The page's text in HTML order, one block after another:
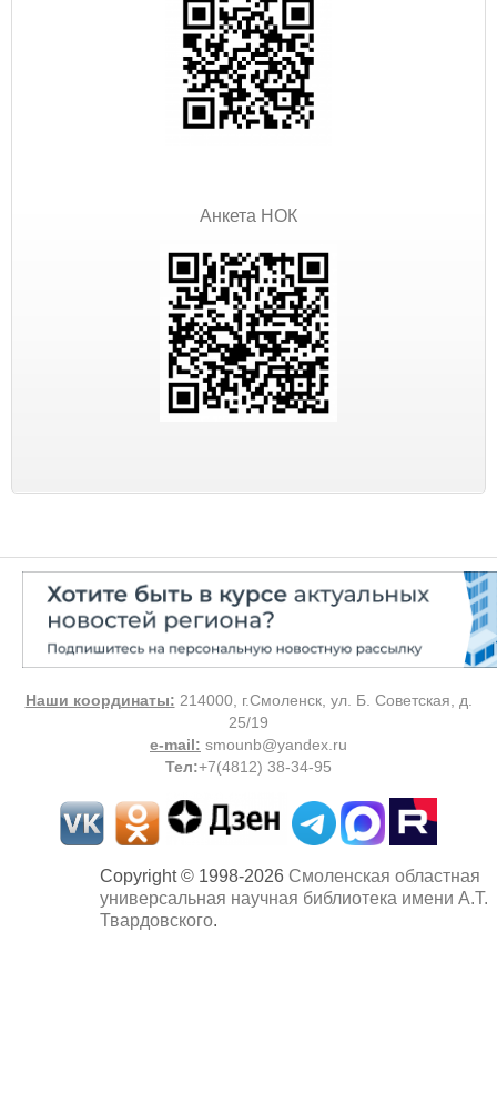
Анкета НОК
Наши координаты: 214000, г.Смоленск, ул. Б. Советская, д.
25/19
e-mail: smounb@yandex.ru
Тел:+7(4812) 38-34-95
Copyright © 1998-2026 Смоленская областная
универсальная научная библиотека имени А.Т.
Твардовского.